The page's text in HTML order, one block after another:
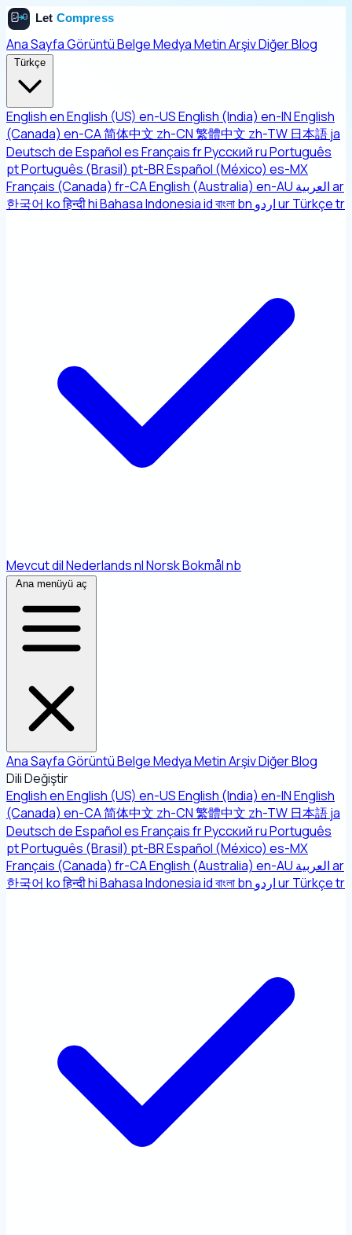
Ana SayfaGörüntüBelgeMedyaMetinArşivDiğerBlog
Türkçe
EnglishenEnglish (US) en-USEnglish (India) en-INEnglish
(Canada) en-CA简体中文 zh-CN繁體中文 zh-TW 日本語ja
DeutschdeEspañolesFrançaisfrРусскийruPortuguês
ptPortuguês (Brasil) pt-BREspañol (México) es-MX
Français (Canada) fr-CAEnglish (Australia) en-AU العربيةar
한국어 koहिन्दीhiBahasa Indonesiaidবাংলাbn اردوurTürkçetr
Mevcut dilNederlandsnlNorsk Bokmålnb
Ana menüyü aç
Ana SayfaGörüntüBelgeMedyaMetinArşivDiğerBlog
Dili Değiştir
EnglishenEnglish (US) en-USEnglish (India) en-INEnglish
(Canada) en-CA简体中文 zh-CN繁體中文 zh-TW 日本語ja
DeutschdeEspañolesFrançaisfrРусскийruPortuguês
ptPortuguês (Brasil) pt-BREspañol (México) es-MX
Français (Canada) fr-CAEnglish (Australia) en-AU العربيةar
한국어 koहिन्दीhiBahasa Indonesiaidবাংলাbn اردوurTürkçetr